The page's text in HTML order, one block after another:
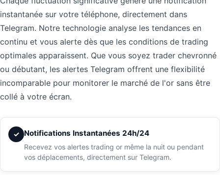
instantanée sur votre téléphone, directement dans
Telegram. Notre technologie analyse les tendances en
continu et vous alerte dès que les conditions de trading
optimales apparaissent. Que vous soyez trader chevronné
ou débutant, les alertes Telegram offrent une flexibilité
incomparable pour monitorer le marché de l'or sans être
collé à votre écran.
✓ Notifications Instantanées 24h/24
Recevez vos alertes trading or même la nuit ou pendant
vos déplacements, directement sur Telegram.